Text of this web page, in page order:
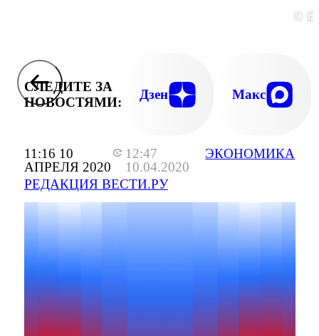
11:16 10
АПРЕЛЯ 2020
12:47
10.04.2020
РЕДАКЦИЯ ВЕСТИ.РУ
ЭКОНОМИКА
©
СЛЕДИТЕ ЗА
НОВОСТЯМИ:
Дзен Макс